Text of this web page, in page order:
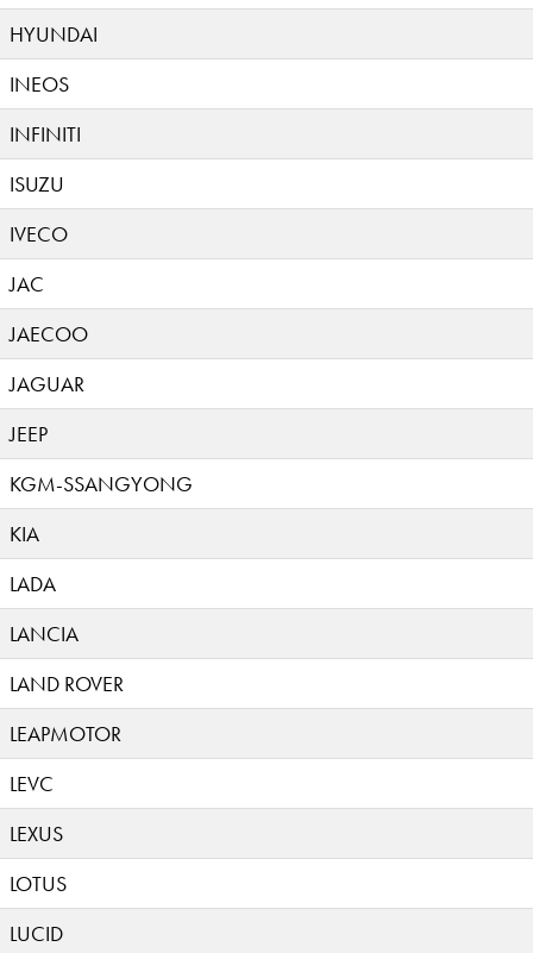
HYUNDAI
INEOS
INFINITI
ISUZU
IVECO
JAC
JAECOO
JAGUAR
JEEP
KGM-SSANGYONG
KIA
LADA
LANCIA
LAND ROVER
LEAPMOTOR
LEVC
LEXUS
LOTUS
LUCID